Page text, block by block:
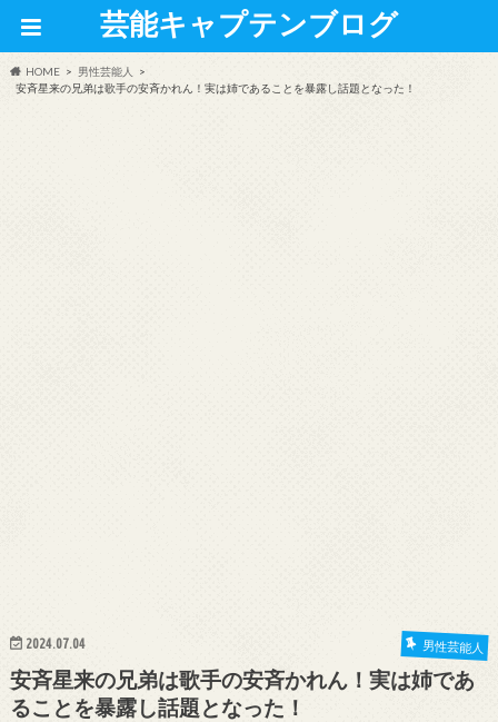
芸能キャプテンブログ
HOME
男性芸能人
安斉星来の兄弟は歌手の安斉かれん！実は姉であることを暴露し話題となった！
2024.07.04 男性芸能人
安斉星来の兄弟は歌手の安斉かれん！実は姉であ
ることを暴露し話題となった！